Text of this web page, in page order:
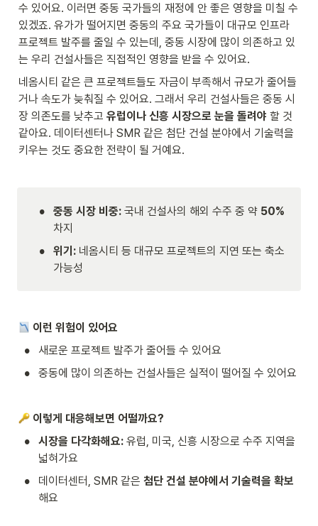
수 있어요. 이러면 중동 국가들의 재정에 안 좋은 영향을 미칠 수
있겠죠. 유가가 떨어지면 중동의 주요 국가들이 대규모 인프라
프로젝트 발주를 줄일 수 있는데, 중동 시장에 많이 의존하고 있
는 우리 건설사들은 직접적인 영향을 받을 수 있어요.
네옴시티 같은 큰 프로젝트들도 자금이 부족해서 규모가 줄어들
거나 속도가 늦춰질 수 있어요. 그래서 우리 건설사들은 중동 시
장 의존도를 낮추고 유럽이나 신흥 시장으로 눈을 돌려야 할 것
같아요. 데이터센터나 SMR 같은 첨단 건설 분야에서 기술력을
키우는 것도 중요한 전략이 될 거예요.
• 중동 시장 비중: 국내 건설사의 해외 수주 중 약 50%
차지
• 위기: 네옴시티 등 대규모 프로젝트의 지연 또는 축소
가능성
이런 위험이 있어요
• 새로운 프로젝트 발주가 줄어들 수 있어요
• 중동에 많이 의존하는 건설사들은 실적이 떨어질 수 있어요
이렇게 대응해보면 어떨까요?
• 시장을 다각화해요: 유럽, 미국, 신흥 시장으로 수주 지역을
넓혀가요
• 데이터센터, SMR 같은 첨단 건설 분야에서 기술력을 확보
해요